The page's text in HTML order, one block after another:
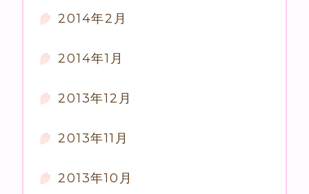
2014年2月
2014年1月
2013年12月
2013年11月
2013年10月